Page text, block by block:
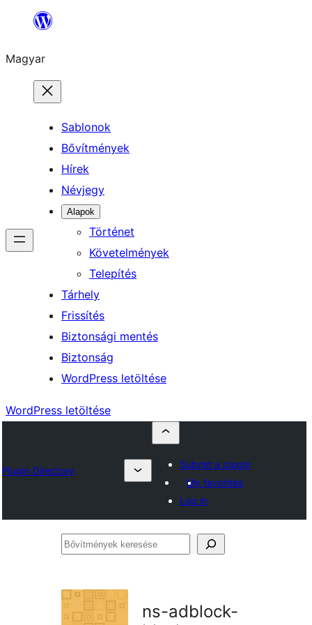
Ugrás
tartalomhoz
Magyar
Sablonok
Bővítmények
Hírek
Névjegy
Alapok
Történet
Követelmények
Telepítés
Tárhely
Frissítés
Biztonsági mentés
Biztonság
WordPress letöltése
WordPress letöltése
Plugin Directory
Submit a plugin
My favorites
Log in
Bővítmények
ns-adblock-